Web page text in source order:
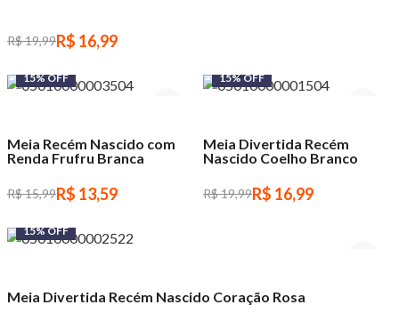
R$ 19,99R$ 16,99
15% OFF
Meia Recém Nascido com
Renda Frufru Branca
R$ 15,99R$ 13,59
15% OFF
Meia Divertida Recém
Nascido Coelho Branco
R$ 19,99R$ 16,99
15% OFF
Meia Divertida Recém Nascido Coração Rosa